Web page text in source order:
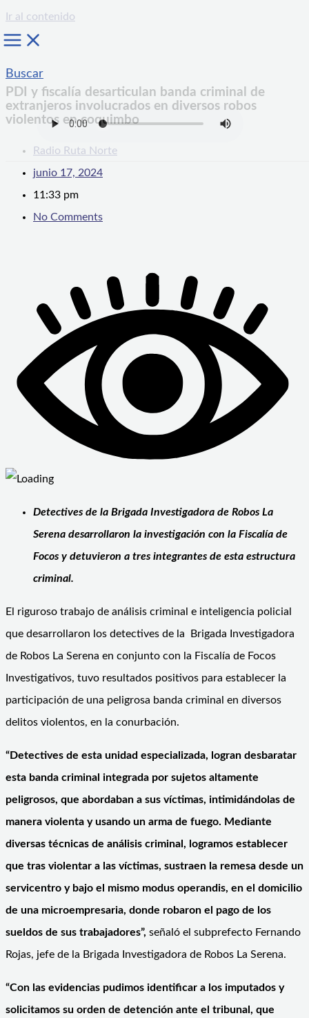
Ir al contenido
Buscar
PDI y fiscalía desarticulan banda criminal de
extranjeros involucrados en diversos robos
violentos en coquimbo
Radio Ruta Norte
junio 17, 2024
11:33 pm
No Comments
Detectives de la Brigada Investigadora de Robos La
Serena desarrollaron la investigación con la Fiscalía de
Focos y detuvieron a tres integrantes de esta estructura
criminal.
El riguroso trabajo de análisis criminal e inteligencia policial
que desarrollaron los detectives de la Brigada Investigadora
de Robos La Serena en conjunto con la Fiscalía de Focos
Investigativos, tuvo resultados positivos para establecer la
participación de una peligrosa banda criminal en diversos
delitos violentos, en la conurbación.
“Detectives de esta unidad especializada, logran desbaratar
esta banda criminal integrada por sujetos altamente
peligrosos, que abordaban a sus víctimas, intimidándolas de
manera violenta y usando un arma de fuego. Mediante
diversas técnicas de análisis criminal, logramos establecer
que tras violentar a las víctimas, sustraen la remesa desde un
servicentro y bajo el mismo modus operandis, en el domicilio
de una microempresaria, donde robaron el pago de los
sueldos de sus trabajadores”, señaló el subprefecto Fernando
Rojas, jefe de la Brigada Investigadora de Robos La Serena.
“Con las evidencias pudimos identificar a los imputados y
solicitamos su orden de detención ante el tribunal, que